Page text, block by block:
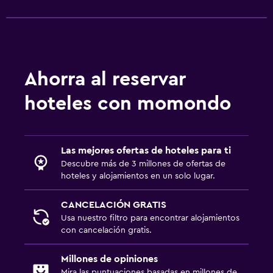
Ciclismo
Minigolf
Limpieza diaria
Botiquín de primeros auxilios
Cámaras CCTV en zonas comunes
Cámaras CCTV en el exterior
Ahorra al reservar
hoteles con momondo
Las mejores ofertas de hoteles para ti
Descubre más de 3 millones de ofertas de
hoteles y alojamientos en un solo lugar.
CANCELACIÓN GRATIS
Usa nuestro filtro para encontrar alojamientos
con cancelación gratis.
Millones de opiniones